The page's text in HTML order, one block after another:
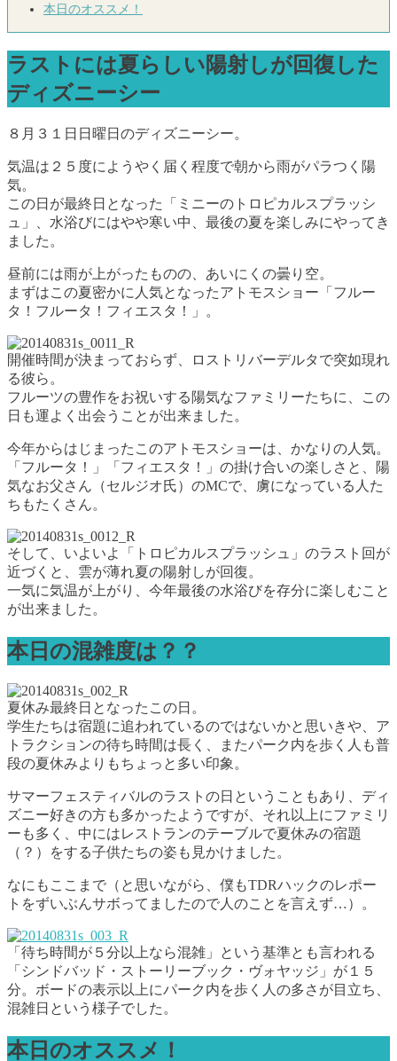
本日のオススメ！
ラストには夏らしい陽射しが回復した
ディズニーシー
８月３１日日曜日のディズニーシー。
気温は２５度にようやく届く程度で朝から雨がパラつく陽
気。
この日が最終日となった「ミニーのトロピカルスプラッシ
ュ」、水浴びにはやや寒い中、最後の夏を楽しみにやってき
ました。
昼前には雨が上がったものの、あいにくの曇り空。
まずはこの夏密かに人気となったアトモスショー「フルー
タ！フルータ！フィエスタ！」。
開催時間が決まっておらず、ロストリバーデルタで突如現れ
る彼ら。
フルーツの豊作をお祝いする陽気なファミリーたちに、この
日も運よく出会うことが出来ました。
今年からはじまったこのアトモスショーは、かなりの人気。
「フルータ！」「フィエスタ！」の掛け合いの楽しさと、陽
気なお父さん（セルジオ氏）のMCで、虜になっている人た
ちもたくさん。
そして、いよいよ「トロピカルスプラッシュ」のラスト回が
近づくと、雲が薄れ夏の陽射しが回復。
一気に気温が上がり、今年最後の水浴びを存分に楽しむこと
が出来ました。
本日の混雑度は？？
夏休み最終日となったこの日。
学生たちは宿題に追われているのではないかと思いきや、ア
トラクションの待ち時間は長く、またパーク内を歩く人も普
段の夏休みよりもちょっと多い印象。
サマーフェスティバルのラストの日ということもあり、ディ
ズニー好きの方も多かったようですが、それ以上にファミリ
ーも多く、中にはレストランのテーブルで夏休みの宿題
（？）をする子供たちの姿も見かけました。
なにもここまで（と思いながら、僕もTDRハックのレポー
トをずいぶんサボってましたので人のことを言えず…）。
「待ち時間が５分以上なら混雑」という基準とも言われる
「シンドバッド・ストーリーブック・ヴォヤッジ」が１５
分。ボードの表示以上にパーク内を歩く人の多さが目立ち、
混雑日という様子でした。
本日のオススメ！